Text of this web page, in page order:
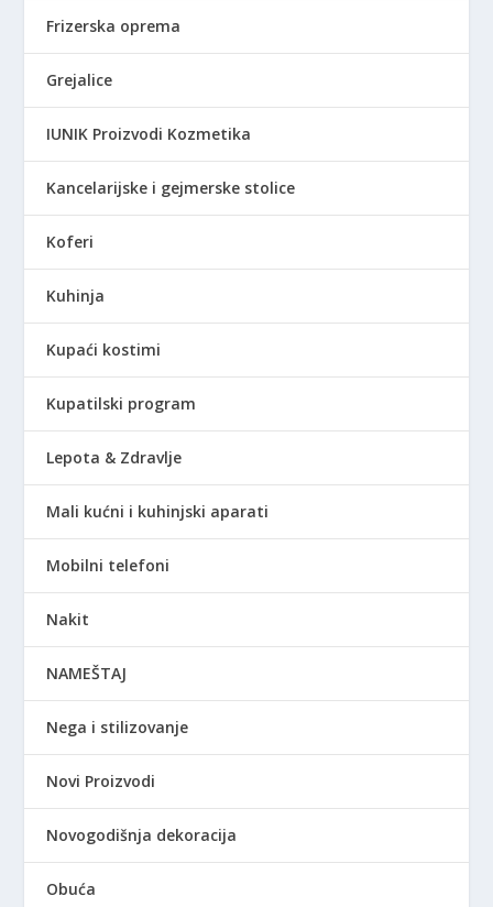
Frizerska oprema
Grejalice
IUNIK Proizvodi Kozmetika
Kancelarijske i gejmerske stolice
Koferi
Kuhinja
Kupaći kostimi
Kupatilski program
Lepota & Zdravlje
Mali kućni i kuhinjski aparati
Mobilni telefoni
Nakit
NAMEŠTAJ
Nega i stilizovanje
Novi Proizvodi
Novogodišnja dekoracija
Obuća